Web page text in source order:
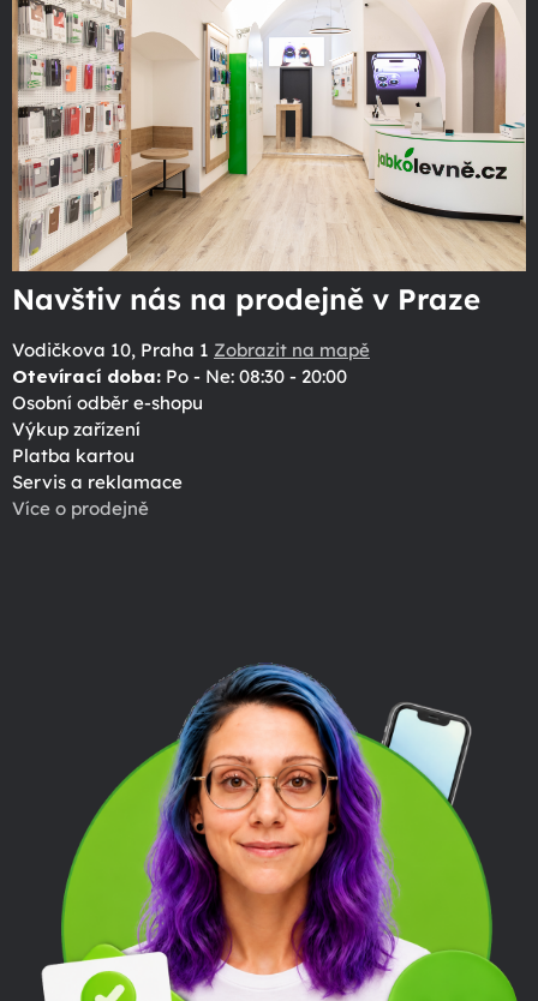
Navštiv nás na prodejně v Praze
Vodičkova 10, Praha 1 Zobrazit na mapě
Otevírací doba: Po - Ne: 08:30 - 20:00
Osobní odběr e-shopu
Výkup zařízení
Platba kartou
Servis a reklamace
Více o prodejně